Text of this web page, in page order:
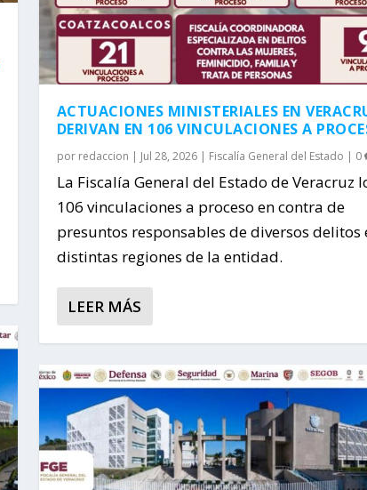
ACTUACIONES MINISTERIALES EN
DERIVAN EN 106 VINCULACIONES A
por redaccion | Jul 28, 2026| Fiscalía General del Estado | 0
La Fiscalía General del Estado de Veracruz
106 vinculaciones a proceso en contra de
presuntos responsables de diversos delitos
distintas regiones de la entidad.
LEER MÁS